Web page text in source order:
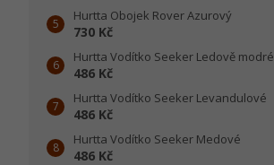
Hurtta Obojek Rover Azurový
730 Kč
Hurtta Vodítko Seeker Ledově modré
486 Kč
Hurtta Vodítko Seeker Levandulové
486 Kč
Hurtta Vodítko Seeker Medové
486 Kč